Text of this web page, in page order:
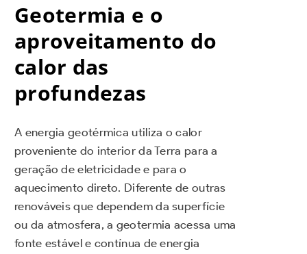
Geotermia e o
aproveitamento do
calor das
profundezas
A energia geotérmica utiliza o calor
proveniente do interior da Terra para a
geração de eletricidade e para o
aquecimento direto. Diferente de outras
renováveis que dependem da superfície
ou da atmosfera, a geotermia acessa uma
fonte estável e contínua de energia